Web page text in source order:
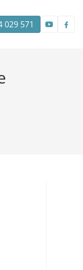
029 571